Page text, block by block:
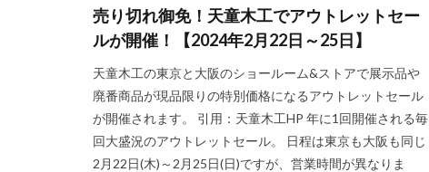
売り切れ御免！天童木工でアウトレットセー
ルが開催！【2024年2月22日～25日】
天童木工の東京と大阪のショールーム&ストアで展示品や
廃番商品が現品限りの特別価格になるアウトレットセール
が開催されます。 引用：天童木工HP 年に1回開催される毎
回大盛況のアウトレットセール。 日程は東京も大阪も同じ
2月22日(木)～2月25日(日)ですが、営業時間が異なりま